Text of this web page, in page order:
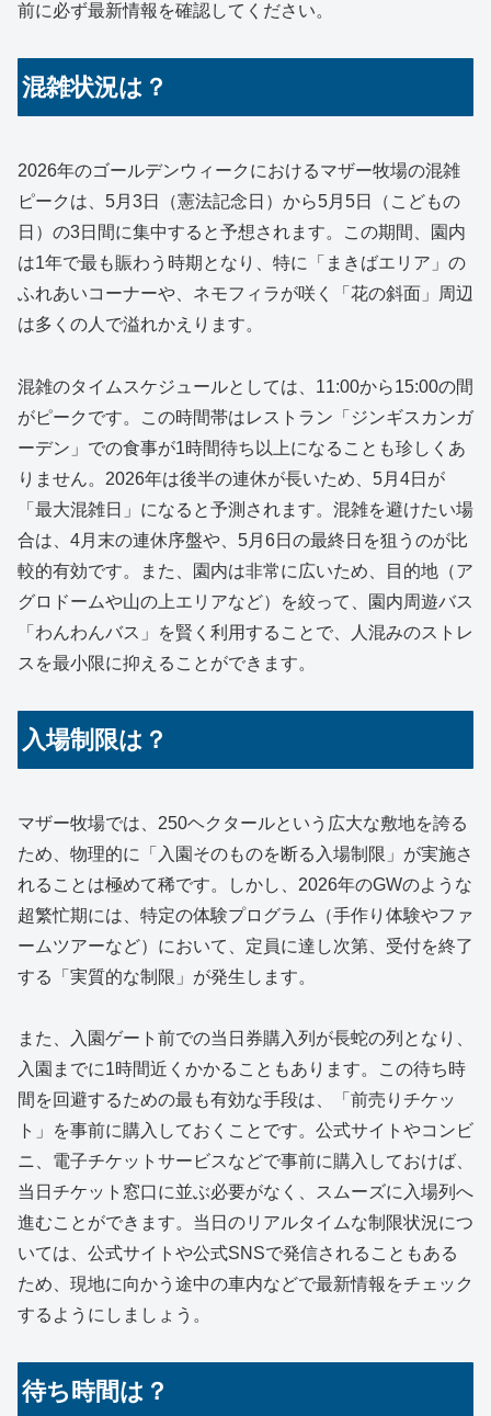
前に必ず最新情報を確認してください。
混雑状況は？
2026年のゴールデンウィークにおけるマザー牧場の混雑
ピークは、5月3日（憲法記念日）から5月5日（こどもの
日）の3日間に集中すると予想されます。この期間、園内
は1年で最も賑わう時期となり、特に「まきばエリア」の
ふれあいコーナーや、ネモフィラが咲く「花の斜面」周辺
は多くの人で溢れかえります。
混雑のタイムスケジュールとしては、11:00から15:00の間
がピークです。この時間帯はレストラン「ジンギスカンガ
ーデン」での食事が1時間待ち以上になることも珍しくあ
りません。2026年は後半の連休が長いため、5月4日が
「最大混雑日」になると予測されます。混雑を避けたい場
合は、4月末の連休序盤や、5月6日の最終日を狙うのが比
較的有効です。また、園内は非常に広いため、目的地（ア
グロドームや山の上エリアなど）を絞って、園内周遊バス
「わんわんバス」を賢く利用することで、人混みのストレ
スを最小限に抑えることができます。
入場制限は？
マザー牧場では、250ヘクタールという広大な敷地を誇る
ため、物理的に「入園そのものを断る入場制限」が実施さ
れることは極めて稀です。しかし、2026年のGWのような
超繁忙期には、特定の体験プログラム（手作り体験やファ
ームツアーなど）において、定員に達し次第、受付を終了
する「実質的な制限」が発生します。
また、入園ゲート前での当日券購入列が長蛇の列となり、
入園までに1時間近くかかることもあります。この待ち時
間を回避するための最も有効な手段は、「前売りチケッ
ト」を事前に購入しておくことです。公式サイトやコンビ
ニ、電子チケットサービスなどで事前に購入しておけば、
当日チケット窓口に並ぶ必要がなく、スムーズに入場列へ
進むことができます。当日のリアルタイムな制限状況につ
いては、公式サイトや公式SNSで発信されることもある
ため、現地に向かう途中の車内などで最新情報をチェック
するようにしましょう。
待ち時間は？